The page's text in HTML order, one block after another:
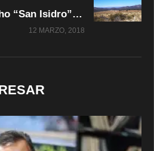
Adquirió Duarte rancho “San Isidro” durante su mandato como gobernador:FGE
12 MARZO, 2018